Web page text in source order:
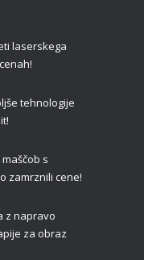
laserskega
tehnologije
s
zamrznili cene!
z napravo
za obraz